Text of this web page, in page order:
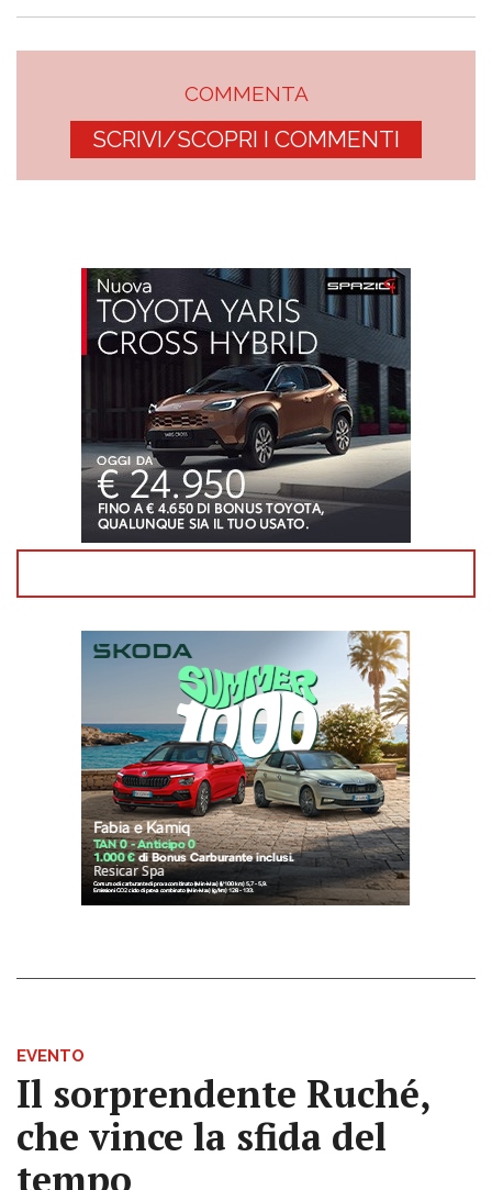
COMMENTA
SCRIVI/SCOPRI I COMMENTI
EVENTO
Il sorprendente Ruché,
che vince la sfida del
tempo